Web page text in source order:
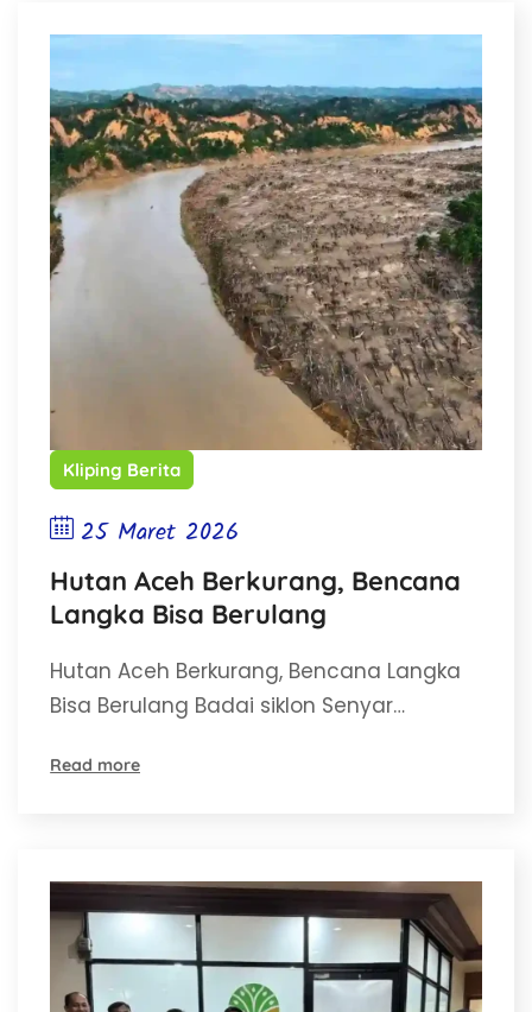
Kliping Berita
25 Maret 2026
Hutan Aceh Berkurang, Bencana
Langka Bisa Berulang
Hutan Aceh Berkurang, Bencana Langka
Bisa Berulang Badai siklon Senyar…
Read more